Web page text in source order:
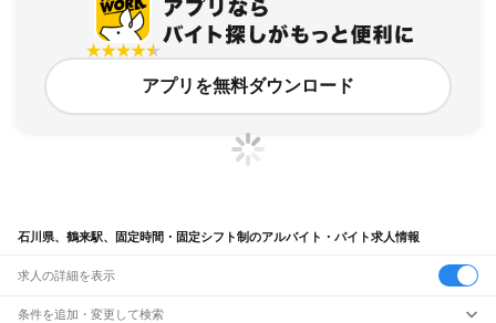
アプリを無料ダウンロード
石川県、鶴来駅、固定時間・固定シフト制のアルバイト・バイト求人情報
求人の詳細を表示
条件を追加・変更して検索